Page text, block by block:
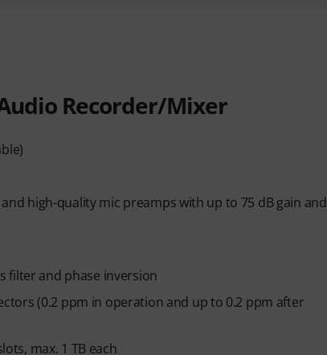
Recorder/Mixer
high-quality mic preamps with up to 75 dB gain and
filter and phase inversion
(0.2 ppm in operation and up to 0.2 ppm after
max. 1 TB each